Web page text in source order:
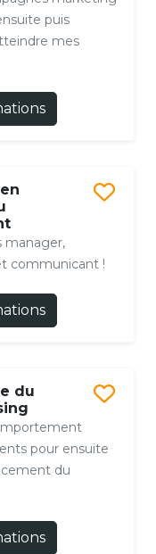
puis
mes
manager,
communicant !
du
pour ensuite
du